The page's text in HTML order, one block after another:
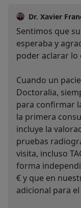
Dr. Xavier
Sentimos que
esperaba y
poder aclarar lo
Cuando un
Doctoralia,
para confirmar
la primera
incluye la
pruebas
visita, incluso
forma
€ y que en
adicional para